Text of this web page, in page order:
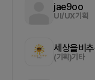
jae9oo
UI/UX기획
(기획)기타